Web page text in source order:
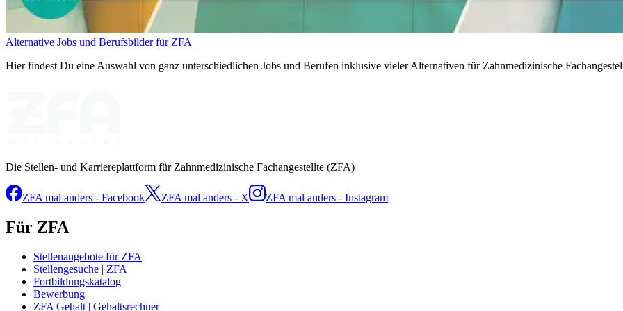
Alternative Jobs und Berufsbilder für ZFA
Hier findest Du eine Auswahl von ganz unterschiedlichen Jobs und Berufen inklusive vieler Alternativen für Zahnmedizinische
Die Stellen- und Karriereplattform für Zahnmedizinische Fachangestellte (ZFA)
ZFA mal anders - Facebook ZFA mal anders - X ZFA mal anders - Instagram
Für ZFA
Stellenangebote für ZFA
Stellengesuche | ZFA
Fortbildungskatalog
Bewerbung
ZFA Gehalt | Gehaltsrechner